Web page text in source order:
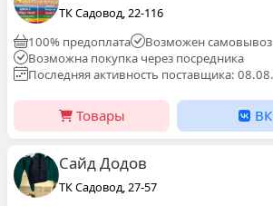
ТК Садовод, 22-116
100% предоплата
Возможен самовывоз
Возможна покупка через посредника
Последняя активность поставщика:
Товары ВК
Сайд Додов
ТК Садовод, 27-57